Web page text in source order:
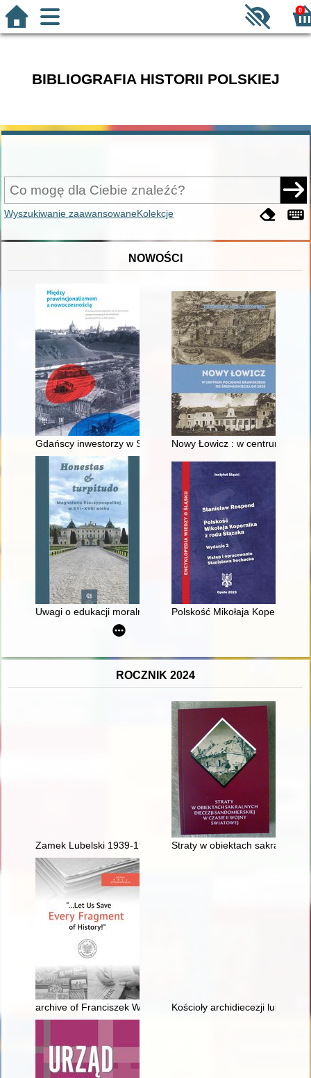
0
BIBLIOGRAFIA HISTORII POLSKIEJ
Wyszukiwanie zaawansowaneKolekcje
NOWOŚCI
Gdańscy inwestorzy w Sopocie : prestiż finansowy i
Nowy Łowicz : w centrum
Uwagi o edukacji moralnej synów szlacheckich w XVI-
Polskość Mikołaja Kopernika z
ROCZNIK 2024
Zamek Lubelski 1939-1944 : przypomnienie w 80. rocznicę
Straty w obiektach sakralnych
archive of Franciszek Wilk : indomitable peasant activist
Kościoły archidiecezji